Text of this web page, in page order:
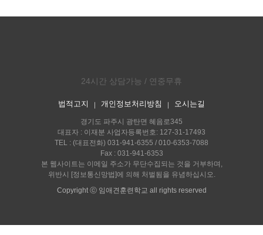
24시간 상담가능 / 연중무휴
법적고지 ｜ 개인정보처리방침 ｜ 오시는길
경기도 파주시 광탄면 혜음로345
대표자 : 이재분 사업자등록번호: 127-31-17493
TEL : (대표전화) 031-941-6355 / 010-6353-7088
Fax : 031-941-6353
본 웹사이트는 이메일 주소가 무단수집되는 것을 거부하며,
위반시 [정보통신망법]에 의해 처벌됨을 유념하십시오.
Copyright ⓒ 임애견훈련학교 all rights reserved